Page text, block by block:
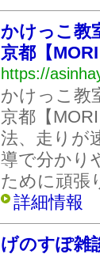
かけっこ教
京都【
https://
かけっこ教
京都【
法、走りが
導で分かり
ために頑張
詳細情報
げのすぽ雑